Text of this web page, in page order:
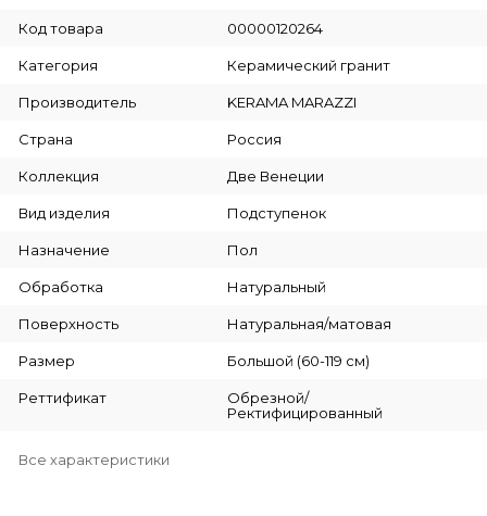
Код товара 00000120264
Категория Керамический гранит
Производитель KERAMA MARAZZI
Страна Россия
Коллекция Две Венеции
Вид изделия Подступенок
Назначение Пол
Обработка Натуральный
Поверхность Натуральная/матовая
Размер Большой (60-119 см)
Реттификат
Обрезной/
Ректифицированный
Все характеристики